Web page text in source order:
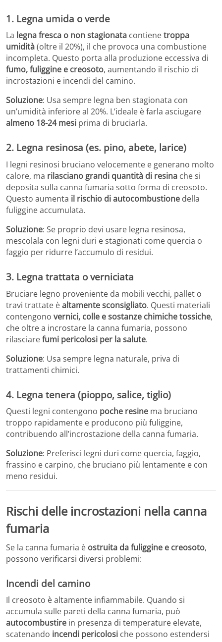
1. Legna umida o verde
La legna fresca o non stagionata contienetroppa
umidità(oltre il 20%), il che provoca una combustione
incompleta. Questo porta alla produzione eccessiva di
fumo, fuliggine e creosoto, aumentando il rischio di
incrostazioni e incendi del camino.
Soluzione: Usa sempre legna ben stagionata con
un’umidità inferiore al 20%. L’ideale è farla asciugare
almeno 18-24 mesi prima di bruciarla.
2. Legna resinosa (es. pino, abete, larice)
I legni resinosi bruciano velocemente e generano molto
calore, ma rilasciano grandi quantità di resina che si
deposita sulla canna fumaria sotto forma di creosoto.
Questo aumenta il rischio di autocombustione della
fuliggine accumulata.
Soluzione: Se proprio devi usare legna resinosa,
mescolala con legni duri e stagionati come quercia o
faggio per ridurre l’accumulo di residui.
3. Legna trattata o verniciata
Bruciare legno proveniente da mobili vecchi, pallet o
travi trattate èaltamente sconsigliato. Questi materiali
contengono vernici, colle e sostanze chimiche tossiche,
che oltre a incrostare la canna fumaria, possono
rilasciarefumi pericolosi per la salute.
Soluzione: Usa sempre legna naturale, priva di
trattamenti chimici.
4. Legna tenera (pioppo, salice, tiglio)
Questi legni contengono poche resine ma bruciano
troppo rapidamente e producono più fuliggine,
contribuendo all’incrostazione della canna fumaria.
Soluzione: Preferisci legni duri come quercia, faggio,
frassino e carpino, che bruciano più lentamente e con
meno residui.
Rischi delle incrostazioni nella canna
fumaria
Se la canna fumaria è ostruita da fuliggine e creosoto,
possono verificarsi diversi problemi:
Incendi del camino
Il creosoto è altamente infiammabile. Quando si
accumula sulle pareti della canna fumaria, può
autocombustire in presenza di temperature elevate,
scatenando incendi pericolosi che possono estendersi